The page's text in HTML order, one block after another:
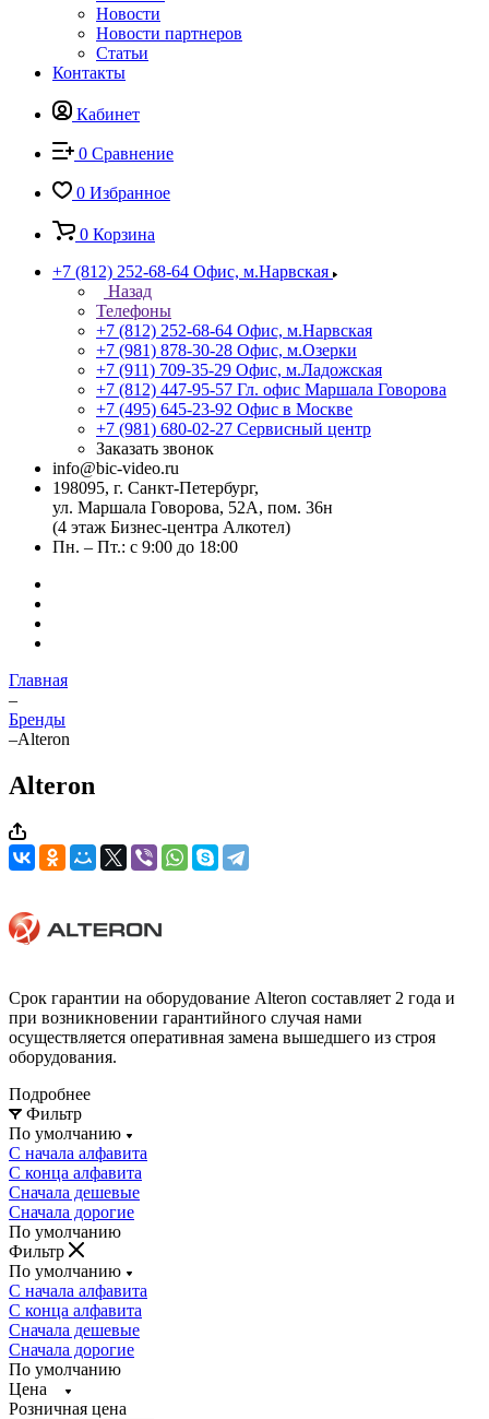
Новости
Новости партнеров
Статьи
Контакты
Кабинет
0 Сравнение
0 Избранное
0 Корзина
+7 (812) 252-68-64 Офис, м.Нарвская
Назад
Телефоны
+7 (812) 252-68-64 Офис, м.Нарвская
+7 (981) 878-30-28 Офис, м.Озерки
+7 (911) 709-35-29 Офис, м.Ладожская
+7 (812) 447-95-57 Гл. офис Маршала Говорова
+7 (495) 645-23-92 Офис в Москве
+7 (981) 680-02-27 Сервисный центр
Заказать звонок
info@bic-video.ru
198095, г. Санкт-Петербург,
ул. Маршала Говорова, 52А, пом. 36н
(4 этаж Бизнес-центра Алкотел)
Пн. – Пт.: с 9:00 до 18:00
Главная
–
Бренды
–Alteron
Alteron
Срок гарантии на оборудование Alteron составляет 2 года и
при возникновении гарантийного случая нами
осуществляется оперативная замена вышедшего из строя
оборудования.
Подробнее
Фильтр
По умолчанию
С начала алфавита
С конца алфавита
Сначала дешевые
Сначала дорогие
По умолчанию
Фильтр
По умолчанию
С начала алфавита
С конца алфавита
Сначала дешевые
Сначала дорогие
По умолчанию
Цена
Розничная цена